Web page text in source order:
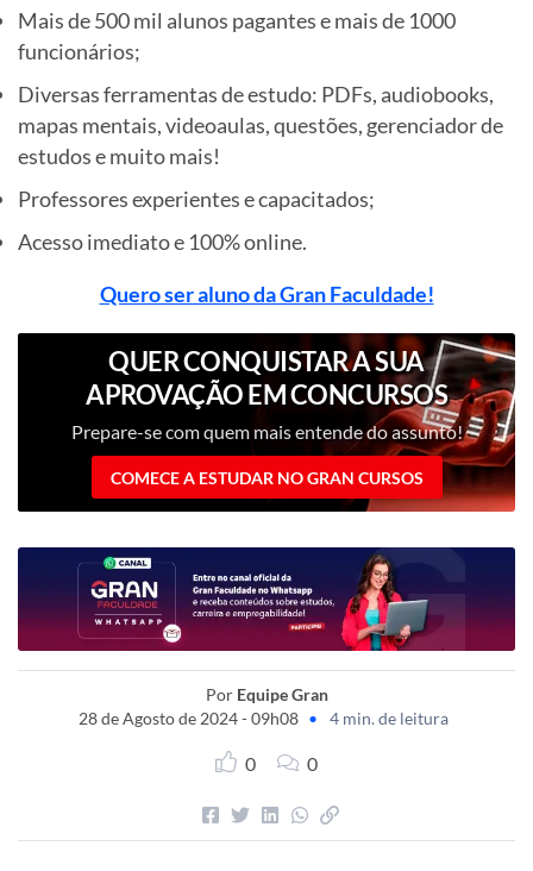
Mais de 500 mil alunos pagantes e mais de 1000
funcionários;
Diversas ferramentas de estudo: PDFs, audiobooks,
mapas mentais, videoaulas, questões, gerenciador de
estudos e muito mais!
Professores experientes e capacitados;
Acesso imediato e 100% online.
Quero ser aluno da Gran Faculdade!
QUER CONQUISTAR A SUA
APROVAÇÃO EM CONCURSOS
PÚBLICOS?
Prepare-se com quem mais entende do assunto!
COMECE A ESTUDAR NO GRAN CURSOS
Por Equipe Gran
28 de Agosto de 2024 - 09h08 • 4 min. de leitura
0 0